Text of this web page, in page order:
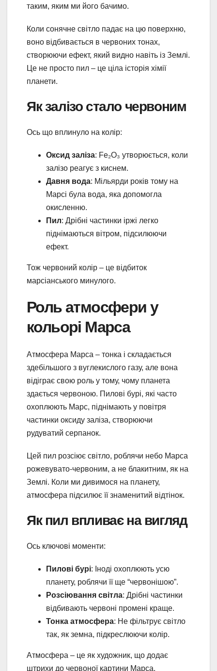
таким, яким ми його бачимо.
Коли сонячне світло падає на цю поверхню,
воно відбивається в червоних тонах,
створюючи ефект, який видно навіть із Землі.
Це не просто пил – це ціла історія хімії
планети.
Як залізо стало червоним
Ось що вплинуло на колір:
Оксид заліза: Fe₂O₃ утворюється, коли
залізо реагує з киснем.
Давня вода: Мільярди років тому на
Марсі була вода, яка допомогла
окисленню.
Пил: Дрібні частинки іржі легко
піднімаються вітром, підсилюючи
ефект.
Тож червоний колір – це відбиток
марсіанського минулого.
Роль атмосфери у
кольорі Марса
Атмосфера Марса – тонка і складається
здебільшого з вуглекислого газу, але вона
відіграє свою роль у тому, чому планета
здається червоною. Пилові бурі, які часто
охоплюють Марс, піднімають у повітря
частинки оксиду заліза, створюючи
рудуватий серпанок.
Цей пил розсіює світло, роблячи небо Марса
рожевувато-червоним, а не блакитним, як на
Землі. Коли ми дивимося на планету,
атмосфера підсилює її знаменитий відтінок.
Як пил впливає на вигляд
Ось ключові моменти:
Пилові бурі: Іноді охоплюють усю
планету, роблячи її ще “червонішою”.
Розсіювання світла: Дрібні частинки
відбивають червоні промені краще.
Тонка атмосфера: Не фільтрує світло
так, як земна, підкреслюючи колір.
Атмосфера – це як художник, що додає
штрихи до червоної картини Марса.